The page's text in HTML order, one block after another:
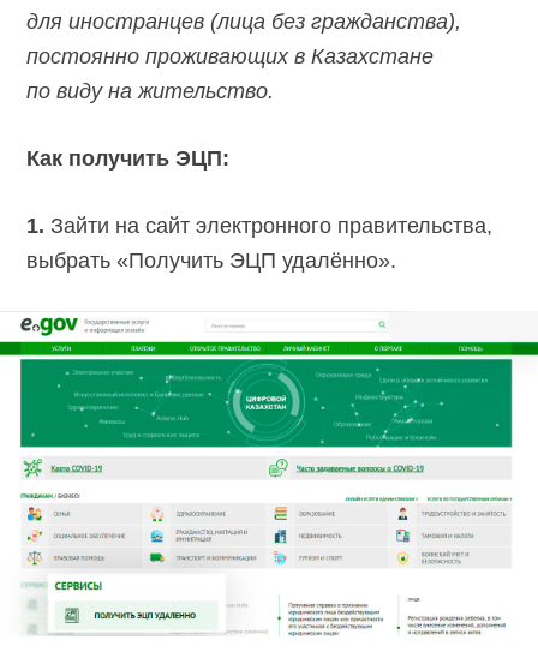
для иностранцев (лица без гражданства),
постоянно проживающих в Казахстане
по виду на жительство.
Как получить ЭЦП:
1. Зайти на сайт электронного правительства,
выбрать «Получить ЭЦП удалённо».